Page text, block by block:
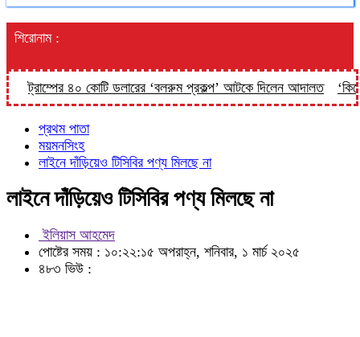
শিরোনাম :
ট্রাম্পের ৪০ কোটি ডলারের ‘বলরুম প্রকল্প’ আটকে দিলেন আদালত ‘কিসের
প্রথম পাতা
ময়মনসিংহ
লাইনে দাঁড়িয়েও টিসিবির পণ্য মিলছে না
লাইনে দাঁড়িয়েও টিসিবির পণ্য মিলছে না
ইলিয়াস আহমেদ
পোষ্টের সময় : ১০:২২:১৫ অপরাহ্ন, শনিবার, ১ মার্চ ২০২৫
৪৮৩ ভিউ :